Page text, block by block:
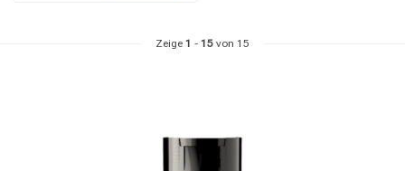
Zeige 1 - 15 von 15